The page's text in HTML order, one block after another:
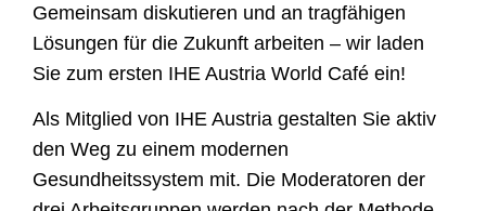
Gemeinsam diskutieren und an tragfähigen
Lösungen für die Zukunft arbeiten – wir laden
Sie zum ersten IHE Austria World Café ein!
Als Mitglied von IHE Austria gestalten Sie aktiv
den Weg zu einem modernen
Gesundheitssystem mit. Die Moderatoren der